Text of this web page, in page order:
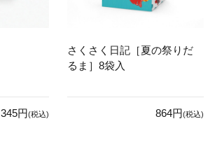
345円(税込)
さくさく日記［夏の祭りだ
るま］8袋入
864円(税込)